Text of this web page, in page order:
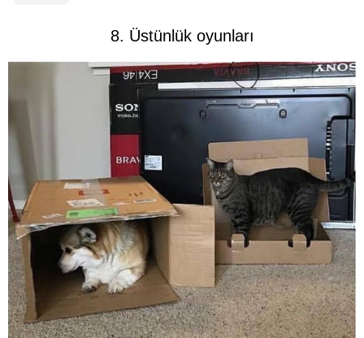
8. Üstünlük oyunları